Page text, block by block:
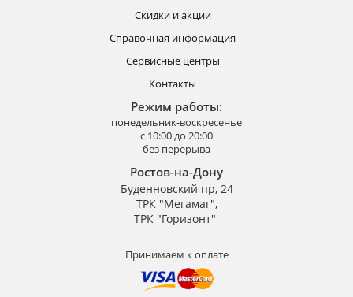
Скидки и акции
Справочная информация
Сервисные центры
Контакты
Режим работы:
понедельник-воскресенье
с 10:00 до 20:00
без перерыва
Ростов-на-Дону
Буденновский пр, 24
ТРК "Мегамаг",
ТРК "Горизонт"
Принимаем к оплате